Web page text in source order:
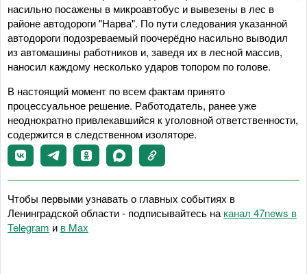
насильно посажены в микроавтобус и вывезены в лес в
районе автодороги "Нарва". По пути следования указанной
автодороги подозреваемый поочерёдно насильно выводил
из автомашины работников и, заведя их в лесной массив,
наносил каждому несколько ударов топором по голове.
В настоящий момент по всем фактам принято
процессуальное решение. Работодатель, ранее уже
неоднократно привлекавшийся к уголовной ответственности,
содержится в следственном изоляторе.
Чтобы первыми узнавать о главных событиях в
Ленинградской области - подписывайтесь на канал 47news в
Telegram и в Maх